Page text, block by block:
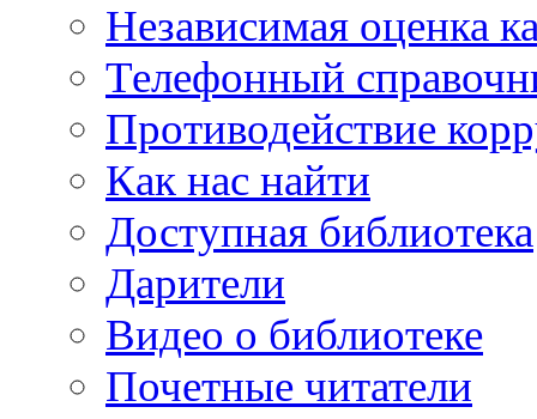
Независимая оценка
Телефонный
Противодействие
Как нас найти
Доступная библиотека
Дарители
Видео о библиотеке
Почетные читатели